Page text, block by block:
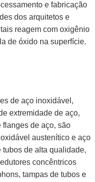
e fabricação
dos arquitetos e
reagem com oxigênio
de óxido na superfície.
de aço inoxidável,
extremidade de aço,
de aço, são
austenítico e aço
de alta qualidade,
concêntricos
tampas de tubos e